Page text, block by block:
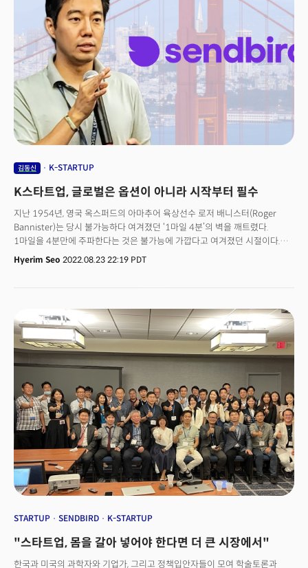
관련 비즈니스가 됐다. 더 놀라운 것은 시장 반응의 속도였다. 지난해 11월,
구글 검색량에서 'AI 챗봇'이 'AI 에이전트'보다 많았지만, 불과 반 년 만에
완전히 역전됐다.김 대표는 "페이스북이 처음 등장했을 때도 "미국 공돌이나
쓰는 이상한 것이라고 여겨졌지만, 불과 몇 년 사이에 전 세계적으로
대중화됐습니다. AI 에이전트도 그런 길을 갈 것입니다"
김동신 K-STARTUP
K스타트업, 글로벌은 옵션이 아니라 시작부터 필수
지난 1954년, 영국 옥스퍼드의 아마추어 육상선수 로저 배니스터(Roger
Bannister)는 당시 불가능하다 여겨졌던 ‘1마일 4분’의 벽을 깨트렸다.
1마일을 4분만에 주파한다는 것은 불가능에 가깝다고 여겨졌던 시절이다.
하지만 베니스터가 기록을 깨트리자 이날 이후 1400명 이상이 그의 기록을
깼다. 사실 ‘마의 4분’은 깨지 못할 벽이 아니라 심리적인 장벽이었을 뿐이라는
성공에 이르면 너도나도 트렌드를 따라가기 바쁘다. 그러나 실리콘밸리에
본사를 두고 유니콘 기업의 반열에 오른 센드버드(Sendbird)의 김동신
대표는 "경주의 선두에 서면 따라갈 수 있는 벤치마크가 없다"고 말한다.
김동신 대표는 지난 18일(현지시간) 버지니아 주 알링턴에서 개최된 2022
한미과학자대회(UKC)의 부대행사 '혁신·기업가정신 심포지엄(Innovation
and Entrepreneurship Symposiums, IES)'의 기조연설에서 센드버드 성장
스토리를 풀어놨다. 그는 한국의 9평짜리 사무실에서 시작한 회사가 성장하여
월간 사용자 2억7000만명의 유니콘이 되기까지 겪었던 일들과 힘들게 배운
교훈, 그리고 다음 센드버드가 되려는 스타트업 창업자들에게 해주고 싶은
스토리를 공유했다. 다음은 전문이다.
Hyerim Seo 2022.08.23 22:19 PDT
STARTUP SENDBIRD K-STARTUP
"스타트업, 몸을 갈아 넣어야 한다면 더 큰 시장에서"
한국과 미국의 과학자와 기업가, 그리고 정책입안자들이 모여 학술토론과